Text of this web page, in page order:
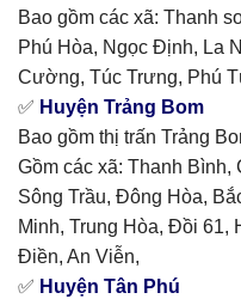
Bao gồm các xã: Thanh
Phú Hòa, Ngọc Định, La
Cường, Túc Trưng, Phú
✅ Huyện Trảng Bom
Bao gồm thị trấn Trảng
Gồm các xã: Thanh Bình,
Sông Trầu, Đông Hòa,
Minh, Trung Hòa, Đồi 61,
Điền, An Viễn,
✅ Huyện Tân Phú